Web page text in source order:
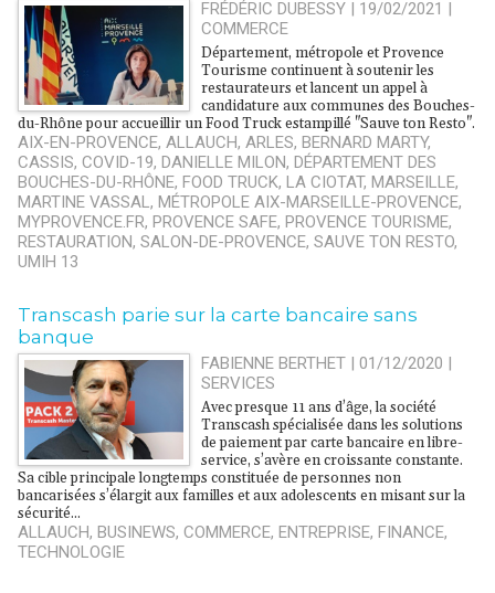
FRÉDÉRIC DUBESSY | 19/02/2021 |
COMMERCE
Département, métropole et Provence
Tourisme continuent à soutenir les
restaurateurs et lancent un appel à
candidature aux communes des Bouches-
du-Rhône pour accueillir un Food Truck estampillé "Sauve ton Resto".
AIX-EN-PROVENCE, ALLAUCH, ARLES, BERNARD MARTY,
CASSIS, COVID-19, DANIELLE MILON, DÉPARTEMENT DES
BOUCHES-DU-RHÔNE, FOOD TRUCK, LA CIOTAT, MARSEILLE,
MARTINE VASSAL, MÉTROPOLE AIX-MARSEILLE-PROVENCE,
MYPROVENCE.FR, PROVENCE SAFE, PROVENCE TOURISME,
RESTAURATION, SALON-DE-PROVENCE, SAUVE TON RESTO,
UMIH 13
Transcash parie sur la carte bancaire sans
banque
FABIENNE BERTHET | 01/12/2020 |
SERVICES
Avec presque 11 ans d’âge, la société
Transcash spécialisée dans les solutions
de paiement par carte bancaire en libre-
service, s’avère en croissante constante.
Sa cible principale longtemps constituée de personnes non
bancarisées s’élargit aux familles et aux adolescents en misant sur la
sécurité...
ALLAUCH, BUSINEWS, COMMERCE, ENTREPRISE, FINANCE,
TECHNOLOGIE